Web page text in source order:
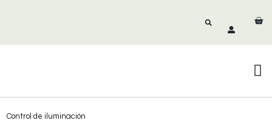
Control de iluminación